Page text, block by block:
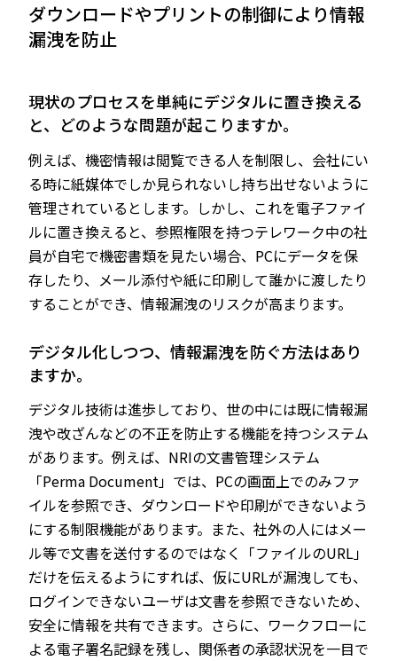
ダウンロードやプリントの制御により情報
漏洩を防止
――現状のプロセスを単純にデジタルに置き換える
と、どのような問題が起こりますか。
例えば、機密情報は閲覧できる人を制限し、会社にい
る時に紙媒体でしか見られないし持ち出せないように
管理されているとします。しかし、これを電子ファイ
ルに置き換えると、参照権限を持つテレワーク中の社
員が自宅で機密書類を見たい場合、PCにデータを保
存したり、メール添付や紙に印刷して誰かに渡したり
することができ、情報漏洩のリスクが高まります。
――デジタル化しつつ、情報漏洩を防ぐ方法はあり
ますか。
デジタル技術は進歩しており、世の中には既に情報漏
洩や改ざんなどの不正を防止する機能を持つシステム
があります。例えば、NRIの文書管理システム
「Perma Document」では、PCの画面上でのみファ
イルを参照でき、ダウンロードや印刷ができないよう
にする制限機能があります。また、社外の人にはメー
ル等で文書を送付するのではなく「ファイルのURL」
だけを伝えるようにすれば、仮にURLが漏洩しても、
ログインできないユーザは文書を参照できないため、
安全に情報を共有できます。さらに、ワークフローに
よる電子署名記録を残し、関係者の承認状況を一目で